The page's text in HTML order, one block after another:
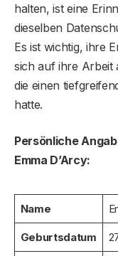
halten, ist eine
dieselben
Es ist wichtig, ihre
sich auf ihre Arbeit
die einen
hatte.
Persönliche
Emma D’Arcy:
Name
Geburtsdatum